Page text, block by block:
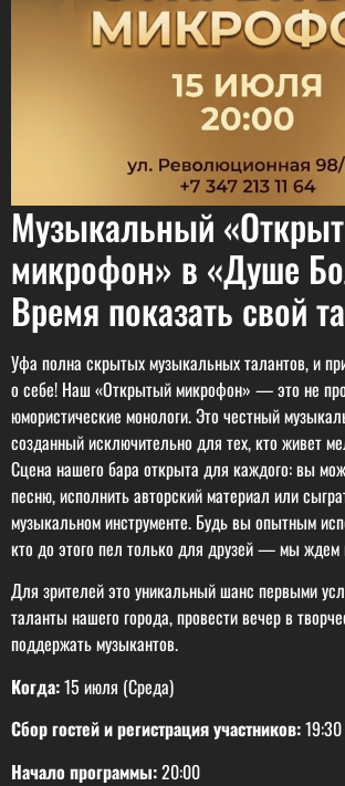
Музыкальный
микрофон» в «Душе
Время показать свой
Уфа полна скрытых музыкальных талантов, и
о себе! Наш «Открытый микрофон» — это не
юмористические монологи. Это честный
созданный исключительно для тех, кто живет
Сцена нашего бара открыта для каждого: вы
песню, исполнить авторский материал или
музыкальном инструменте. Будь вы опытным
кто до этого пел только для друзей — мы ждем
Для зрителей это уникальный шанс первыми
таланты нашего города, провести вечер в
поддержать музыкантов.
Когда:15 июля (Среда)
Сбор гостей и регистрация участников:19:30
Начало программы:20:00